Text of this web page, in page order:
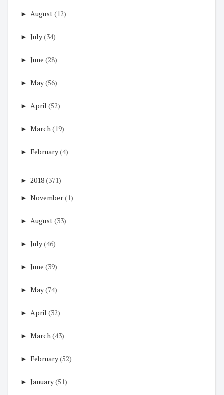
► August(12)
► July(34)
► June (28)
► May(56)
► April (52)
► March(19)
► February(4)
► 2018(371)
► November(1)
► August(33)
► July(46)
► June (39)
► May(74)
► April (32)
► March(43)
► February(52)
► January(51)